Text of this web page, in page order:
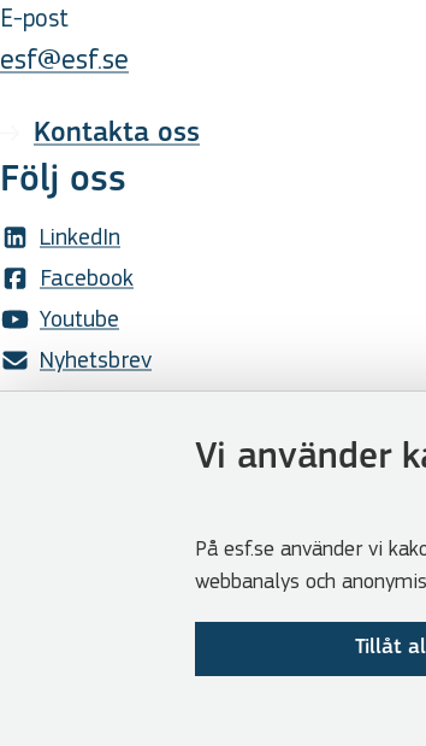
Vi använder
På esf.se använder vi
webbanalys och
Tillåt
E-post
esf@esf.se
Kontakta oss
Följ oss
LinkedIn
Facebook
Youtube
Nyhetsbrev
Visselblåsarfunktion